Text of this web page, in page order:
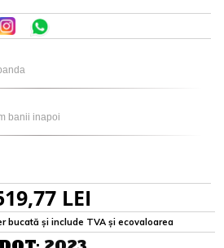
banii inapoi
LEI
bucată și include TVA și ecovaloarea